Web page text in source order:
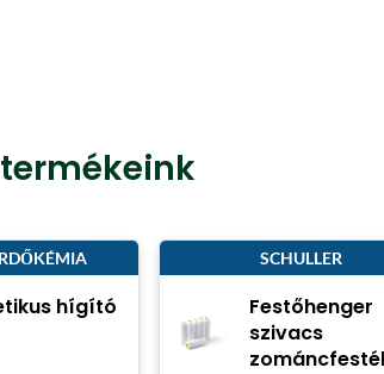
hígító
SCHULLER
Festőhenger
szivacs